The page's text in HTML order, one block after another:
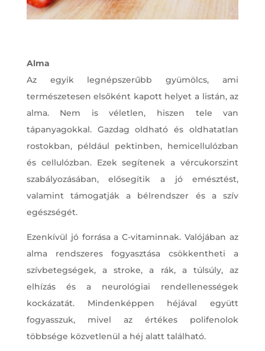
Alma
Az egyik legnépszerűbb gyümölcs, ami
természetesen elsőként kapott helyet a listán, az
alma. Nem is véletlen, hiszen tele van
tápanyagokkal. Gazdag oldható és oldhatatlan
rostokban, például pektinben, hemicellulózban
és cellulózban. Ezek segítenek a vércukorszint
szabályozásában, elősegítik a jó emésztést,
valamint támogatják a bélrendszer és a szív
egészségét.
Ezenkívül jó forrása a C-vitaminnak. Valójában az
alma rendszeres fogyasztása csökkentheti a
szívbetegségek, a stroke, a rák, a túlsúly, az
elhízás és a neurológiai rendellenességek
kockázatát. Mindenképpen héjával együtt
fogyasszuk, mivel az értékes polifenolok
többsége közvetlenül a héj alatt található.